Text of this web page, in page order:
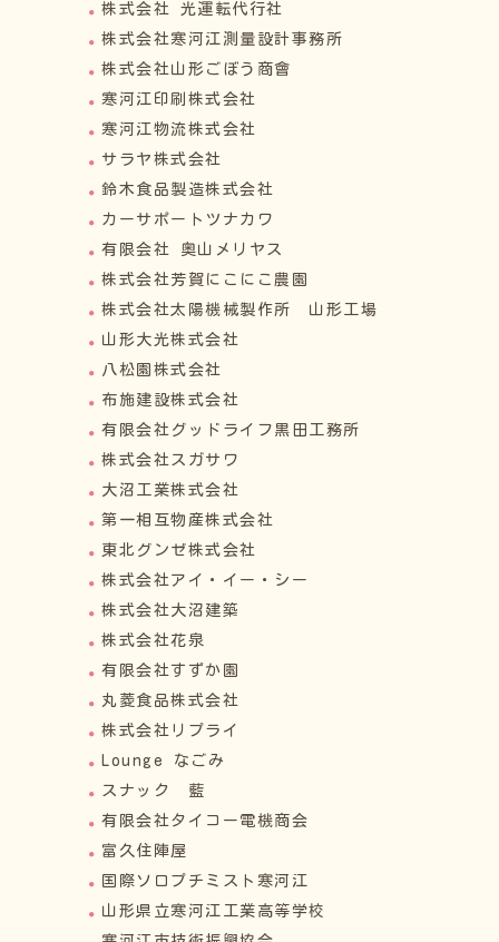
株式会社 光運転代行社
株式会社寒河江測量設計事務所
株式会社山形ごぼう商會
寒河江印刷株式会社
寒河江物流株式会社
サラヤ株式会社
鈴木食品製造株式会社
カーサポートツナカワ
有限会社 奥山メリヤス
株式会社芳賀にこにこ農園
株式会社太陽機械製作所 山形工場
山形大光株式会社
八松園株式会社
布施建設株式会社
有限会社グッドライフ黒田工務所
株式会社スガサワ
大沼工業株式会社
第一相互物産株式会社
東北グンゼ株式会社
株式会社アイ・イー・シー
株式会社大沼建築
株式会社花泉
有限会社すずか園
丸菱食品株式会社
株式会社リプライ
Lounge なごみ
スナック 藍
有限会社タイコー電機商会
富久住陣屋
国際ソロプチミスト寒河江
山形県立寒河江工業高等学校